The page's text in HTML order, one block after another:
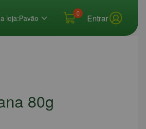
loja:Pavão
0 Entrar
80g